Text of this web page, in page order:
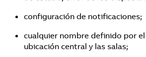
configuración de notificaciones;
cualquier nombre definido por
ubicación central y las salas;